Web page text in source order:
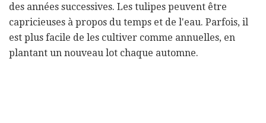
des années successives. Les tulipes peuvent être
capricieuses à propos du temps et de l'eau. Parfois, il
est plus facile de les cultiver comme annuelles, en
plantant un nouveau lot chaque automne.